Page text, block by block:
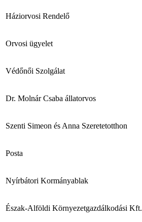
Háziorvosi Rendelő
Orvosi ügyelet
Védőnői Szolgálat
Dr. Molnár Csaba állatorvos
Szenti Simeon és Anna Szeretetotthon
Posta
Nyírbátori Kormányablak
Észak-Alföldi Környezetgazdálkodási Kft.